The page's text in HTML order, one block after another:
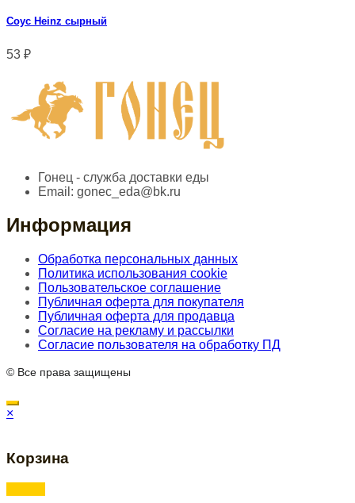
Соус Heinz сырный
53 ₽
Гонец - служба доставки еды
Email: gonec_eda@bk.ru
Информация
Обработка персональных данных
Политика использования cookie
Пользовательское соглашение
Публичная оферта для покупателя
Публичная оферта для продавца
Согласие на рекламу и рассылки
Согласие пользователя на обработку ПД
© Все права защищены
×
Корзина